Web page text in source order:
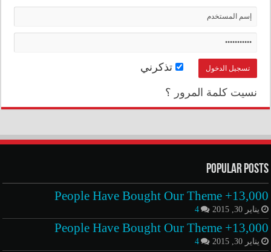
تذكرني
نسيت كلمة المرور ؟
Popular Posts
13,000+ People Have Bought Our Theme
يناير 30, 2015 4
13,000+ People Have Bought Our Theme
يناير 30, 2015 4